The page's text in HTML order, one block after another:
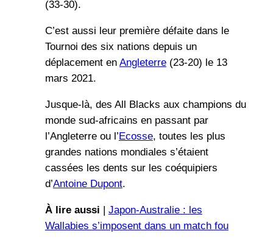
(33-30).
C’est aussi leur première défaite dans le
Tournoi des six nations depuis un
déplacement en Angleterre(23-20) le 13
mars 2021.
Jusque-là, des All Blacks aux champions du
monde sud-africains en passant par
l’Angleterre ou l’Ecosse, toutes les plus
grandes nations mondiales s’étaient
cassées les dents sur les coéquipiers
d’Antoine Dupont.
À lire aussi | Japon-Australie : les
Wallabies s’imposent dans un match fou